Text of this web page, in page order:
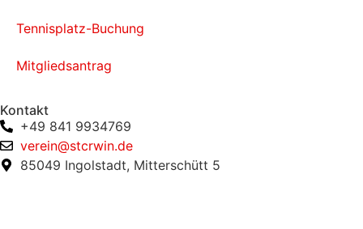
Tennisplatz-Buchung
Mitgliedsantrag
Kontakt
+49 841 9934769
verein@stcrwin.de
85049 Ingolstadt, Mitterschütt 5